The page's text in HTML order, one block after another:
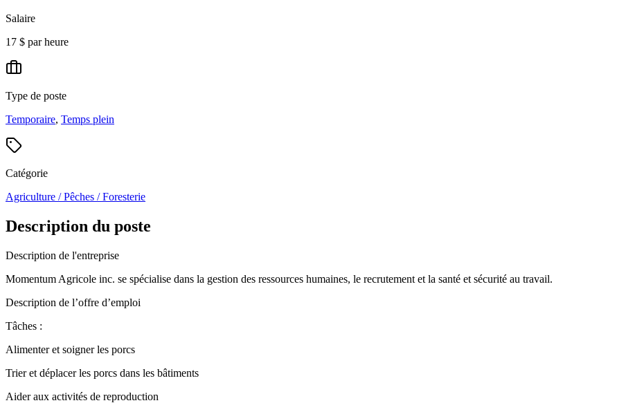
Salaire
17 $ par heure
Type de poste
Temporaire, Temps plein
Catégorie
Agriculture / Pêches / Foresterie
Description du poste
Description de l'entreprise
Momentum Agricole inc. se spécialise dans la gestion des ressources humaines, le recrutement et la santé et sécurité au travail.
Description de l’offre d’emploi
Tâches :
Alimenter et soigner les porcs
Trier et déplacer les porcs dans les bâtiments
Aider aux activités de reproduction